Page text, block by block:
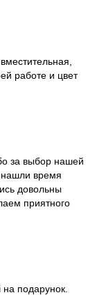
работе и цвет
за выбор нашей
время
довольны
приятного
на подарунок.